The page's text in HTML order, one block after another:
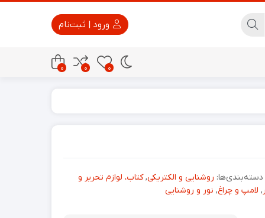
0
0
0
دسته‌بندی‌ها: روشنایی و الکتریکی,کتاب، لوازم تحریر و
, لامپ و چراغ, نور و روشنایی